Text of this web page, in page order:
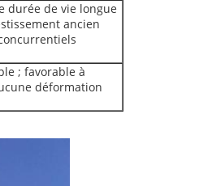
durée de vie longue
ancien
; favorable à
déformation